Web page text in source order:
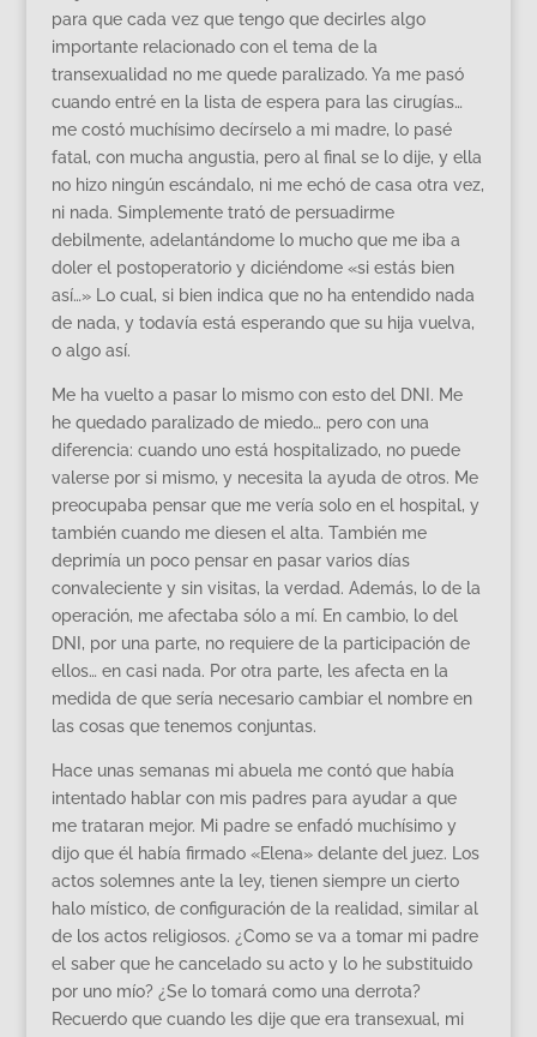
para que cada vez que tengo que decirles algo
importante relacionado con el tema de la
transexualidad no me quede paralizado. Ya me pasó
cuando entré en la lista de espera para las cirugías…
me costó muchísimo decírselo a mi madre, lo pasé
fatal, con mucha angustia, pero al final se lo dije, y ella
no hizo ningún escándalo, ni me echó de casa otra vez,
ni nada. Simplemente trató de persuadirme
debilmente, adelantándome lo mucho que me iba a
doler el postoperatorio y diciéndome «si estás bien
así…» Lo cual, si bien indica que no ha entendido nada
de nada, y todavía está esperando que su hija vuelva,
o algo así.
Me ha vuelto a pasar lo mismo con esto del DNI. Me
he quedado paralizado de miedo… pero con una
diferencia: cuando uno está hospitalizado, no puede
valerse por si mismo, y necesita la ayuda de otros. Me
preocupaba pensar que me vería solo en el hospital, y
también cuando me diesen el alta. También me
deprimía un poco pensar en pasar varios días
convaleciente y sin visitas, la verdad. Además, lo de la
operación, me afectaba sólo a mí. En cambio, lo del
DNI, por una parte, no requiere de la participación de
ellos… en casi nada. Por otra parte, les afecta en la
medida de que sería necesario cambiar el nombre en
las cosas que tenemos conjuntas.
Hace unas semanas mi abuela me contó que había
intentado hablar con mis padres para ayudar a que
me trataran mejor. Mi padre se enfadó muchísimo y
dijo que él había firmado «Elena» delante del juez. Los
actos solemnes ante la ley, tienen siempre un cierto
halo místico, de configuración de la realidad, similar al
de los actos religiosos. ¿Como se va a tomar mi padre
el saber que he cancelado su acto y lo he substituido
por uno mío? ¿Se lo tomará como una derrota?
Recuerdo que cuando les dije que era transexual, mi